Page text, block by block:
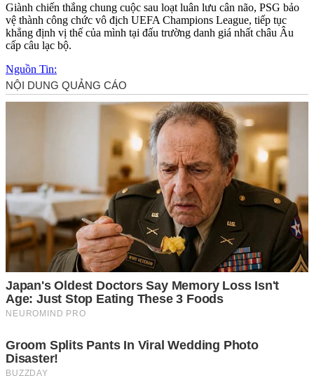
Giành chiến thắng chung cuộc sau loạt luân lưu cân não, PSG bảo
vệ thành công chức vô địch UEFA Champions League, tiếp tục
khẳng định vị thế của mình tại đấu trường danh giá nhất châu Âu
cấp câu lạc bộ.
Nguồn Tin: